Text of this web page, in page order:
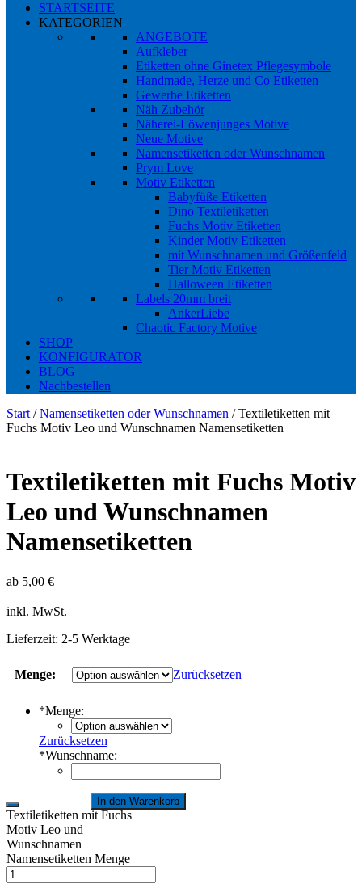
STARTSEITE
KATEGORIEN
ANGEBOTE
Aufkleber
Etiketten ohne Ginetex Pflegesymbole
Handmade, Herze und Co Etiketten
Gewerbe Etiketten
Näh Zubehör
Näherei-Löwenjunges Motive
Neue Motive
Namensetiketten oder Wunschnamen
Prym Love
Motiv Etiketten
Babyfüße Etiketten
Dino Textiletiketten
Fuchs Motiv Etiketten
Kinder Motiv Etiketten
mit Wunschnamen und Größenfeld
Tier Motiv Etiketten
Halloween Etiketten
Labels 20mm breit
AnkerLiebe
Chaotic Factory Motive
SHOP
KONFIGURATOR
BLOG
Nachbestellen
Start /Namensetiketten oder Wunschnamen / Textiletiketten mit
Fuchs Motiv Leo und Wunschnamen Namensetiketten
Textiletiketten mit Fuchs Motiv
Leo und Wunschnamen
Namensetiketten
ab 5,00 €
inkl. MwSt.
Lieferzeit: 2-5 Werktage
Menge: Zurücksetzen
*Menge:
Zurücksetzen
*Wunschname:
Textiletiketten mit Fuchs
Motiv Leo und
Wunschnamen
Namensetiketten Menge
In den Warenkorb